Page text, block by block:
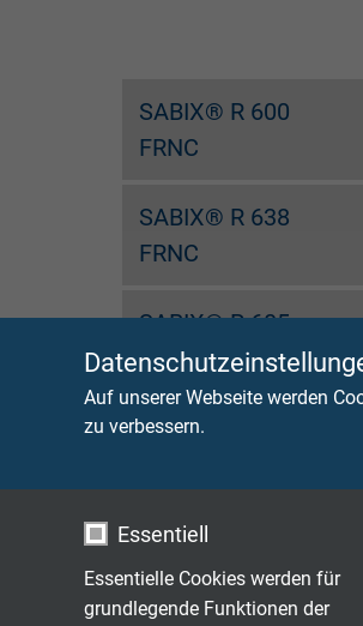
Auf unserer Webseite werden
zu verbessern.
Essentiell
Essentielle Cookies werden für
grundlegende Funktionen der
SABIX® R 600
FRNC
SABIX® R 638
FRNC
SABIX® R 605
FRNC
SABIX® R 615
SABIX® R 645
FRNC TP